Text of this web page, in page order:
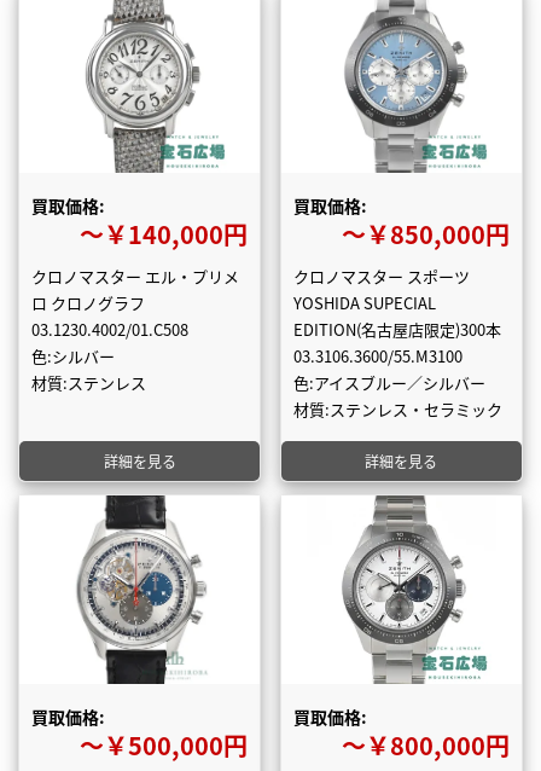
買取価格:
〜￥140,000円
クロノマスター エル・プリメ
ロ クロノグラフ
03.1230.4002/01.C508
色:シルバー
材質:ステンレス
詳細を見る
買取価格:
〜￥850,000円
クロノマスター スポーツ
YOSHIDA SUPECIAL
EDITION(名古屋店限定)300本
03.3106.3600/55.M3100
色:アイスブルー／シルバー
材質:ステンレス・セラミック
詳細を見る
買取価格:
〜￥500,000円
買取価格:
〜￥800,000円